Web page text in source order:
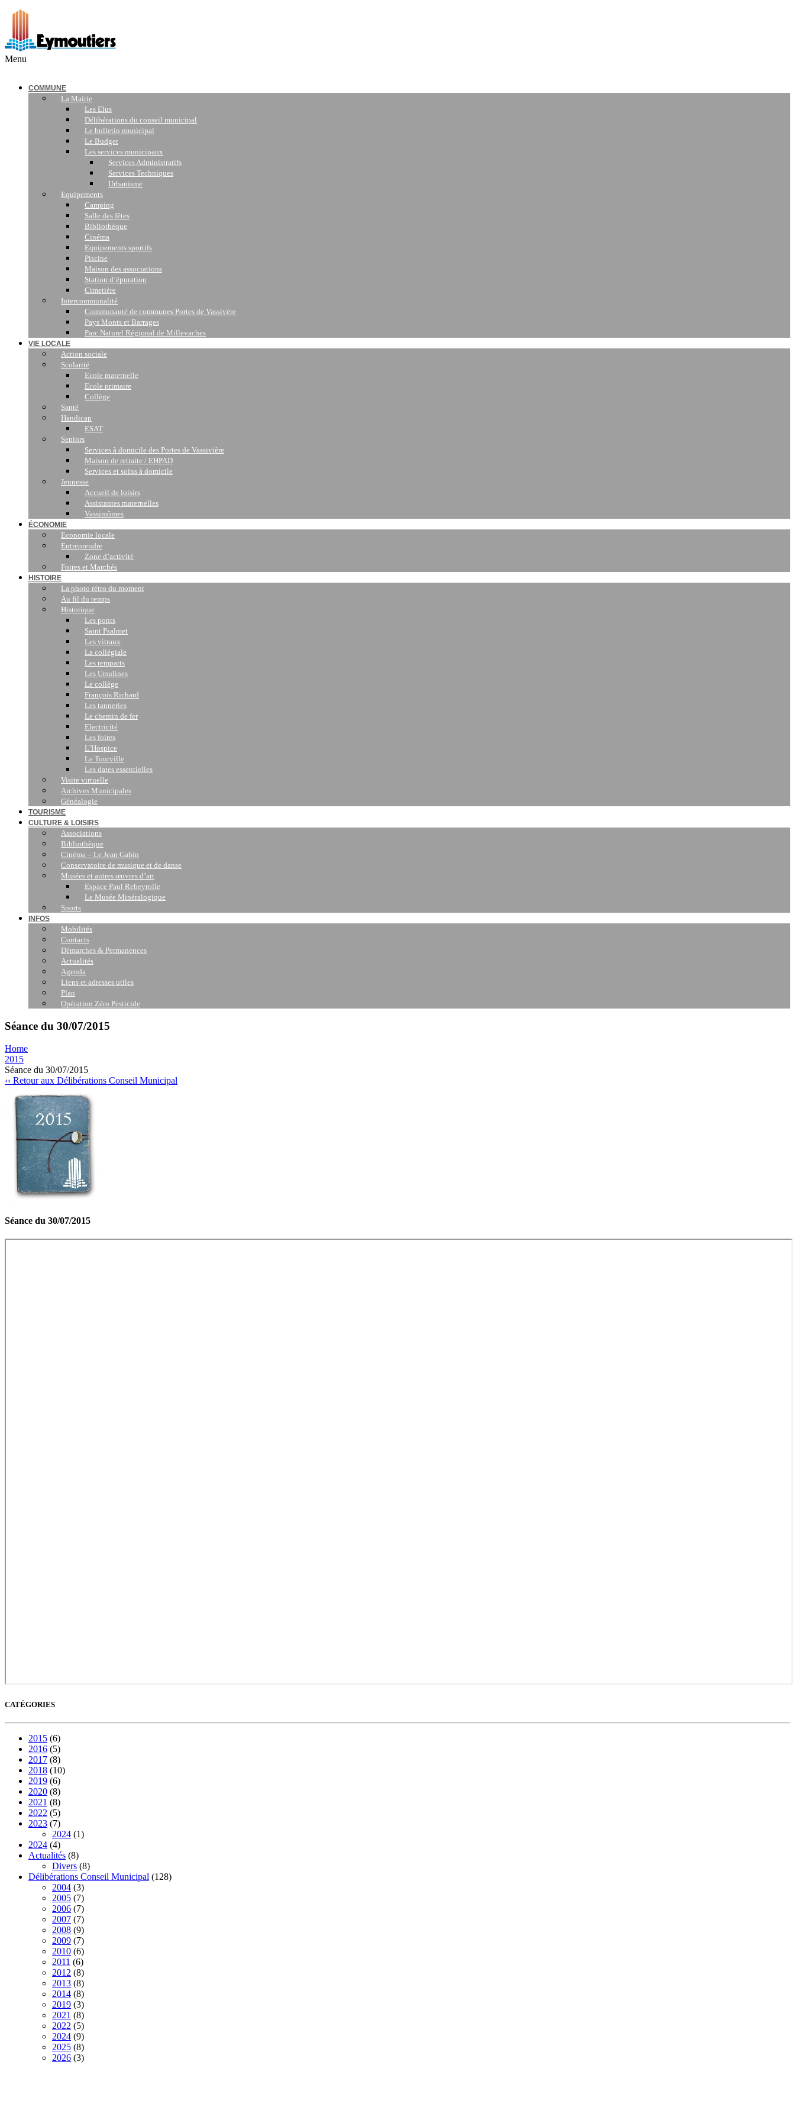
Menu
COMMUNE
La Mairie
Les Elus
Délibérations du conseil municipal
Le bulletin municipal
Le Budget
Les services municipaux
Services Administratifs
Services Techniques
Urbanisme
Equipements
Camping
Salle des fêtes
Bibliothèque
Cinéma
Equipements sportifs
Piscine
Maison des associations
Station d’épuration
Cimetière
Intercommunalité
Communauté de communes Portes de Vassivère
Pays Monts et Barrages
Parc Naturel Régional de Millevaches
VIE LOCALE
Action sociale
Scolarité
Ecole maternelle
Ecole primaire
Collège
Santé
Handicap
ESAT
Seniors
Services à domicile des Portes de Vassivière
Maison de retraite / EHPAD
Services et soins à domicile
Jeunesse
Accueil de loisirs
Assistantes maternelles
Vassimômes
ÉCONOMIE
Economie locale
Entreprendre
Zone d’activité
Foires et Marchés
HISTOIRE
La photo rétro du moment
Au fil du temps
Historique
Les ponts
Saint Psalmet
Les vitraux
La collégiale
Les remparts
Les Ursulines
Le collège
François Richard
Les tanneries
Le chemin de fer
Electricité
Les foires
L’Hospice
Le Tourville
Les dates essentielles
Visite virtuelle
Archives Municipales
Généalogie
TOURISME
CULTURE & LOISIRS
Associations
Bibliothèque
Cinéma – Le Jean Gabin
Conservatoire de musique et de danse
Musées et autres œuvres d’art
Espace Paul Rebeyrolle
Le Musée Minéralogique
Sports
INFOS
Mobilités
Contacts
Démarches & Permanences
Actualités
Agenda
Liens et adresses utiles
Plan
Opération Zéro Pesticide
Séance du 30/07/2015
Home
2015
Séance du 30/07/2015
‹‹ Retour aux Délibérations Conseil Municipal
Séance du 30/07/2015
CATÉGORIES
2015 (6)
2016 (5)
2017 (8)
2018 (10)
2019 (6)
2020 (8)
2021 (8)
2022 (5)
2023 (7)
2024 (1)
2024 (4)
Actualités (8)
Divers (8)
Délibérations Conseil Municipal (128)
2004 (3)
2005 (7)
2006 (7)
2007 (7)
2008 (9)
2009 (7)
2010 (6)
2011 (6)
2012 (8)
2013 (8)
2014 (8)
2019 (3)
2021 (8)
2022 (5)
2024 (9)
2025 (8)
2026 (3)